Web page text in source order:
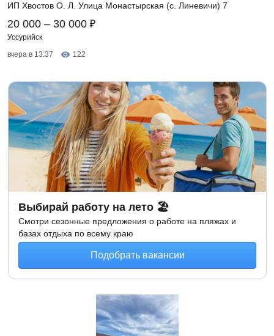
ИП Хвостов О. Л. Улица Монастырская (с. Линевичи) 7
20 000 – 30 000 ₽
Уссурийск
вчера в 13:37
122
Выбирай работу на лето 🏖
Смотри сезонные предложения о работе на пляжах и
базах отдыха по всему краю
Подобрать вакансии